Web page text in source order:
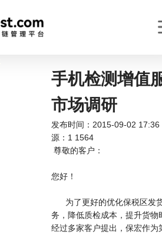
手机检测增值
市场调研
发布时间：2015-09-02 17:36
源：1 1564
尊敬的客户：
您好！
为了更好的优化保税区发
务，降低质检成本，提升货物
经过多家客户提出，保宏作为